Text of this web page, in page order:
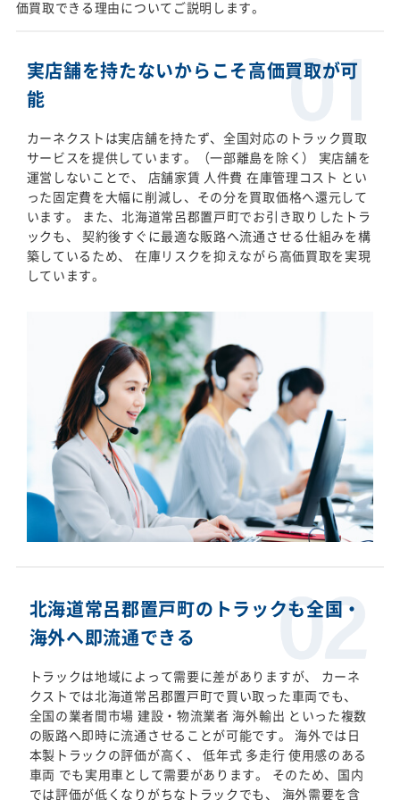
価買取できる理由についてご説明します。
実店舗を持たないからこそ高価買取が可
能
カーネクストは実店舗を持たず、全国対応のトラック買取
サービスを提供しています。（一部離島を除く） 実店舗を
運営しないことで、 店舗家賃 人件費 在庫管理コスト とい
った固定費を大幅に削減し、その分を買取価格へ還元して
います。 また、北海道常呂郡置戸町でお引き取りしたトラ
ックも、 契約後すぐに最適な販路へ流通させる仕組みを構
築しているため、 在庫リスクを抑えながら高価買取を実現
しています。
北海道常呂郡置戸町のトラックも全国・
海外へ即流通できる
トラックは地域によって需要に差がありますが、 カーネ
クストでは北海道常呂郡置戸町で買い取った車両でも、
全国の業者間市場 建設・物流業者 海外輸出 といった複数
の販路へ即時に流通させることが可能です。 海外では日
本製トラックの評価が高く、 低年式 多走行 使用感のある
車両 でも実用車として需要があります。 そのため、国内
では評価が低くなりがちなトラックでも、 海外需要を含